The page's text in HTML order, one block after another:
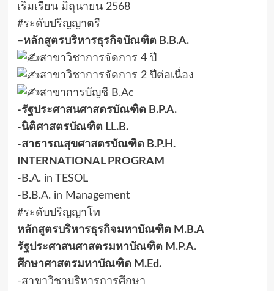
เริ่มเรียน มิถุนายน 2568
#ระดับปริญญาตรี
–หลักสูตรบริหารธุรกิจบัณฑิต B.B.A.
สาขาวิชาการจัดการ 4 ปี
สาขาวิชาการจัดการ 2 ปีต่อเนื่อง
สาขาการบัญชี B.Ac
-รัฐประศาสนศาสตรบัณฑิต B.P.A.
-นิติศาสตรบัณฑิต LL.B.
-สาธารณสุขศาสตรบัณฑิต B.P.H.
INTERNATIONAL PROGRAM
-B.A. in TESOL
-B.B.A. in Management
#ระดับปริญญาโท
หลักสูตรบริหารธุรกิจมหาบัณฑิต M.B.A
รัฐประศาสนศาสตรมหาบัณฑิต M.P.A.
ศึกษาศาสตรมหาบัณฑิต M.Ed.
-สาขาวิชาบริหารการศึกษา